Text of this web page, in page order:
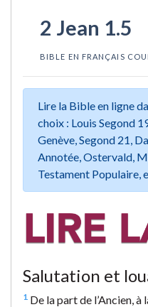
2 Jean 1.5
BIBLE EN FRANÇAIS
Lire la Bible en ligne
choix : Louis Segond
Genève, Segond 21,
Annotée, Ostervald,
Testament Populaire,
Salutation et
1 De la part de l’Ancien,